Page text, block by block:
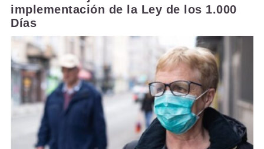
implementación de la Ley de los 1.000
Días